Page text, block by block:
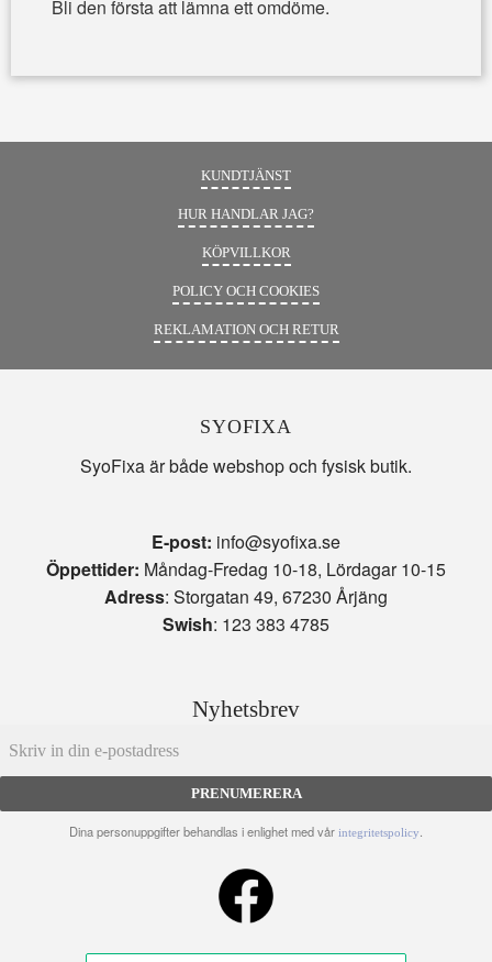
Bli den första att lämna ett omdöme.
KUNDTJÄNST
HUR HANDLAR JAG?
KÖPVILLKOR
POLICY OCH COOKIES
REKLAMATION OCH RETUR
SYOFIXA
SyoFixa är både webshop och fysisk butik.
E-post: info@syofixa.se
Öppettider: Måndag-Fredag 10-18, Lördagar 10-15
Adress: Storgatan 49, 67230 Årjäng
Swish: 123 383 4785
Nyhetsbrev
PRENUMERERA
Dina personuppgifter behandlas i enlighet med vår integritetspolicy.